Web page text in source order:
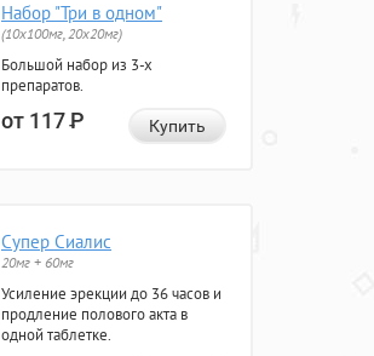
Набор "Три в одном"
(10x100мг, 20x20мг)
Большой набор из 3-х
препаратов.
от 117Р Купить
Супер Сиалис
20мг + 60мг
Усиление эрекции до 36 часов и
продление полового акта в
одной таблетке.